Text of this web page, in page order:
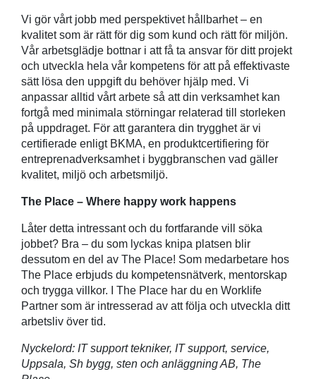
Vi gör vårt jobb med perspektivet hållbarhet – en
kvalitet som är rätt för dig som kund och rätt för miljön.
Vår arbetsglädje bottnar i att få ta ansvar för ditt projekt
och utveckla hela vår kompetens för att på effektivaste
sätt lösa den uppgift du behöver hjälp med. Vi
anpassar alltid vårt arbete så att din verksamhet kan
fortgå med minimala störningar relaterad till storleken
på uppdraget. För att garantera din trygghet är vi
certifierade enligt BKMA, en produktcertifiering för
entreprenadverksamhet i byggbranschen vad gäller
kvalitet, miljö och arbetsmiljö.
The Place – Where happy work happens
Låter detta intressant och du fortfarande vill söka
jobbet? Bra – du som lyckas knipa platsen blir
dessutom en del av The Place! Som medarbetare hos
The Place erbjuds du kompetensnätverk, mentorskap
och trygga villkor. I The Place har du en Worklife
Partner som är intresserad av att följa och utveckla ditt
arbetsliv över tid.
Nyckelord: IT support tekniker, IT support, service,
Uppsala, Sh bygg, sten och anläggning AB, The